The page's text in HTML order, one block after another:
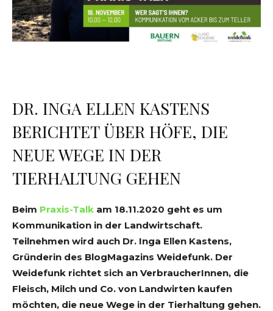
DR. INGA ELLEN KASTENS
BERICHTET ÜBER HÖFE, DIE
NEUE WEGE IN DER
TIERHALTUNG GEHEN
Beim Praxis-Talk am 18.11.2020 geht es um
Kommunikation in der Landwirtschaft.
Teilnehmen wird auch Dr. Inga Ellen Kastens,
Gründerin des BlogMagazins Weidefunk. Der
Weidefunk richtet sich an VerbraucherInnen, die
Fleisch, Milch und Co. von Landwirten kaufen
möchten, die neue Wege in der Tierhaltung gehen.